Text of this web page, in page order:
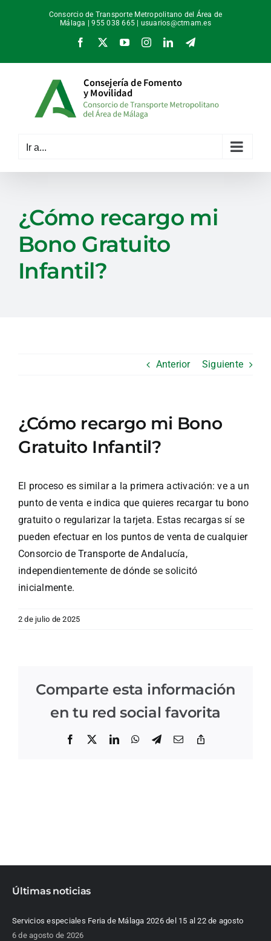
Consorcio de Transporte Metropolitano del Área de
Málaga | 955 038 665 | usuarios@ctmam.es
Facebook
X YouTubeInstagramLinkedInTelegram
Ir a...
¿Cómo recargo mi
Bono Gratuito
Infantil?
Anterior Siguiente
¿Cómo recargo mi Bono
Gratuito Infantil?
El proceso es similar a la primera activación: ve a un
punto de venta e indica que quieres recargar tu bono
gratuito o regularizar la tarjeta. Estas recargas sí se
pueden efectuar en los puntos de venta de cualquier
Consorcio de Transporte de Andalucía,
independientemente de dónde se solicitó
inicialmente.
2 de julio de 2025
Comparte esta información
en tu red social favorita
Facebook LinkedInWhatsApp
Telegram
Correo
Últimas noticias
Servicios especiales Feria de Málaga 2026 del 15 al 22 de agosto
6 de agosto de 2026